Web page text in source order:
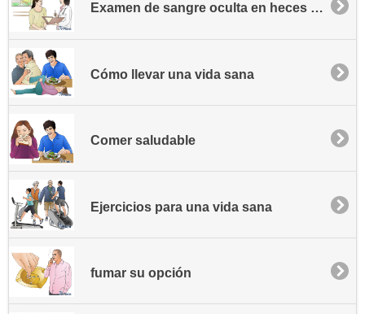
Examen de sangre oculta en heces fecales o FOBT
Cómo llevar una vida sana
Comer saludable
Ejercicios para una vida sana
fumar su opción